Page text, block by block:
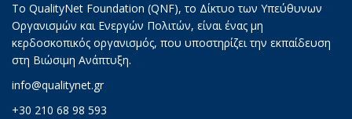
Το QualityNet Foundation (QNF), το Δίκτυο των Υπεύθυνων
Οργανισμών και Ενεργών Πολιτών, είναι ένας μη
κερδοσκοπικός οργανισμός, που υποστηρίζει την εκπαίδευση
στη Βιώσιμη Ανάπτυξη.
info@qualitynet.gr
+30 210 68 98 593